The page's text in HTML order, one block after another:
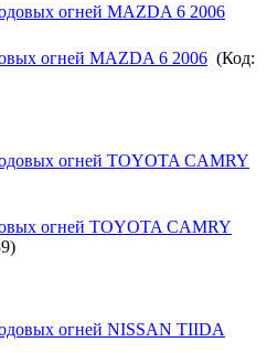
огней MAZDA 6 2006 (Код:
огней TOYOTA CAMRY
)